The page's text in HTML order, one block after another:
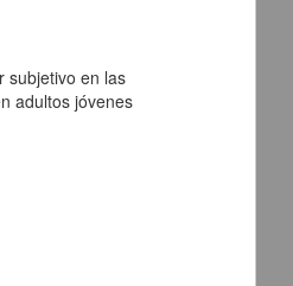
sobre la implementación del
Cuevas-Álvarez, Leobardo;
de Medicina, UNAM
subjetivo en las
adultos jóvenes